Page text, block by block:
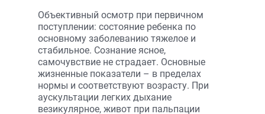
Объективный осмотр при первичном
поступлении: состояние ребенка по
основному заболеванию тяжелое и
стабильное. Сознание ясное,
самочувствие не страдает. Основные
жизненные показатели – в пределах
нормы и соответствуют возрасту. При
аускультации легких дыхание
везикулярное, живот при пальпации